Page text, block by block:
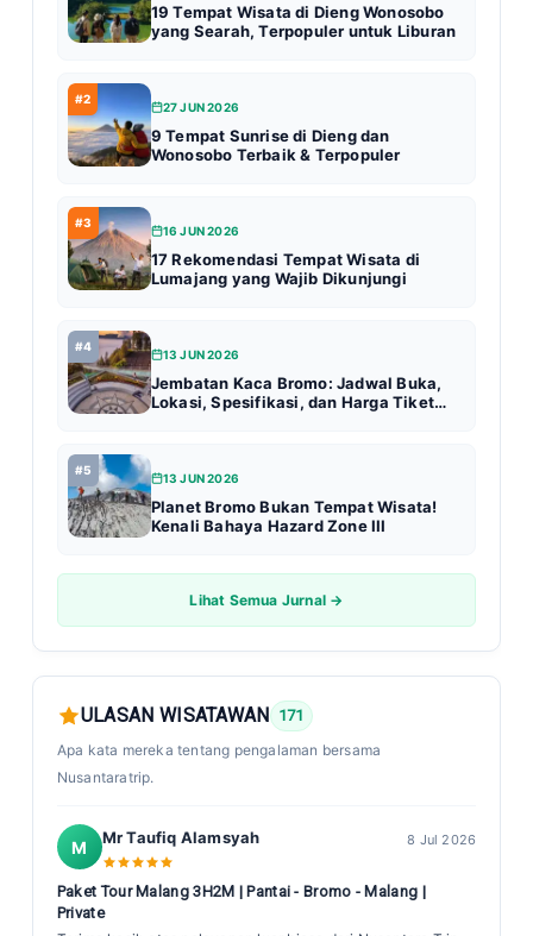
19 Tempat Wisata di Dieng Wonosobo
yang Searah, Terpopuler untuk Liburan
#2
27 JUN 2026
9 Tempat Sunrise di Dieng dan
Wonosobo Terbaik & Terpopuler
#3
16 JUN 2026
17 Rekomendasi Tempat Wisata di
Lumajang yang Wajib Dikunjungi
#4
13 JUN 2026
Jembatan Kaca Bromo: Jadwal Buka,
Lokasi, Spesifikasi, dan Harga Tiket
#5
13 JUN 2026
Planet Bromo Bukan Tempat Wisata!
Kenali Bahaya Hazard Zone III
Lihat Semua Jurnal →
ULASAN WISATAWAN
171
Apa kata mereka tentang pengalaman bersama
Nusantaratrip.
M Mr Taufiq Alamsyah 8 Jul 2026
Paket Tour Malang 3H2M | Pantai - Bromo - Malang |
Private